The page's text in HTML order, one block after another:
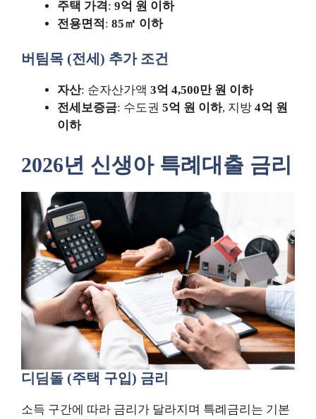
주택 가격: 9억 원 이하
전용면적 : 85㎡ 이하
버팀목 (전세) 추가 조건
자산: 순자산가액 3억 4,500만 원 이하
전세보증금: 수도권 5억 원 이하, 지방 4억 원
이하
2026년 신생아 특례대출 금리
디딤돌 (주택 구입) 금리
소득 구간에 따라 금리가 달라지며 특례금리는 기본